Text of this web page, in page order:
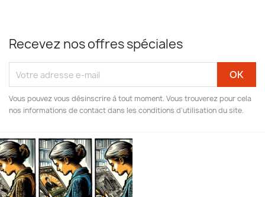
Recevez nos offres spéciales
Vous pouvez vous désinscrire à tout moment. Vous trouverez pour cela
nos informations de contact dans les conditions d'utilisation du site.